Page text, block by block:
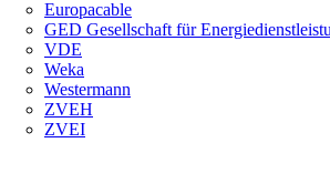
Europacable
GED Gesellschaft für
VDE
Weka
Westermann
ZVEH
ZVEI